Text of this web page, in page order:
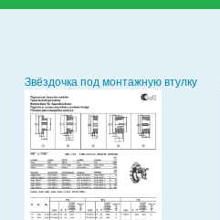
Звёздочка под монтажную втулку